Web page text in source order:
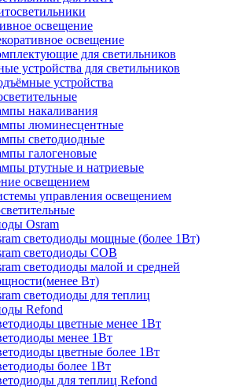
освещение
освещение
для светильников
устройства для светильников
устройства
накаливания
люминесцентные
светодиодные
галогеновые
ртутные и натриевые
освещением
управления освещением
Osram
светодиоды мощные (более 1Вт)
светодиоды COB
светодиоды малой и средней
Вт)
светодиоды для теплиц
Refond
цветные менее 1Вт
менее 1Вт
цветные более 1Вт
более 1Вт
для теплиц Refond